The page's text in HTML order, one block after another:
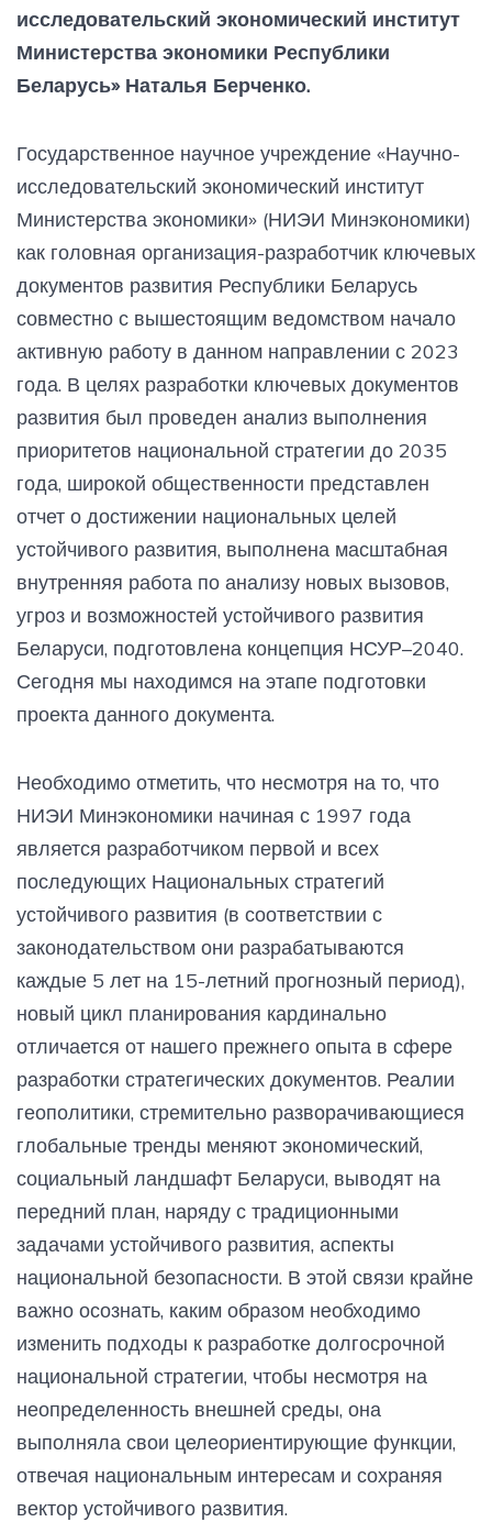
исследовательский экономический институт
Министерства экономики Республики
Беларусь» Наталья Берченко.
Государственное научное учреждение «Научно-
исследовательский экономический институт
Министерства экономики» (НИЭИ Минэкономики)
как головная организация-разработчик ключевых
документов развития Республики Беларусь
совместно с вышестоящим ведомством начало
активную работу в данном направлении с 2023
года. В целях разработки ключевых документов
развития был проведен анализ выполнения
приоритетов национальной стратегии до 2035
года, широкой общественности представлен
отчет о достижении национальных целей
устойчивого развития, выполнена масштабная
внутренняя работа по анализу новых вызовов,
угроз и возможностей устойчивого развития
Беларуси, подготовлена концепция НСУР–2040.
Сегодня мы находимся на этапе подготовки
проекта данного документа.
Необходимо отметить, что несмотря на то, что
НИЭИ Минэкономики начиная с 1997 года
является разработчиком первой и всех
последующих Национальных стратегий
устойчивого развития (в соответствии с
законодательством они разрабатываются
каждые 5 лет на 15-летний прогнозный период),
новый цикл планирования кардинально
отличается от нашего прежнего опыта в сфере
разработки стратегических документов. Реалии
геополитики, стремительно разворачивающиеся
глобальные тренды меняют экономический,
социальный ландшафт Беларуси, выводят на
передний план, наряду с традиционными
задачами устойчивого развития, аспекты
национальной безопасности. В этой связи крайне
важно осознать, каким образом необходимо
изменить подходы к разработке долгосрочной
национальной стратегии, чтобы несмотря на
неопределенность внешней среды, она
выполняла свои целеориентирующие функции,
отвечая национальным интересам и сохраняя
вектор устойчивого развития.